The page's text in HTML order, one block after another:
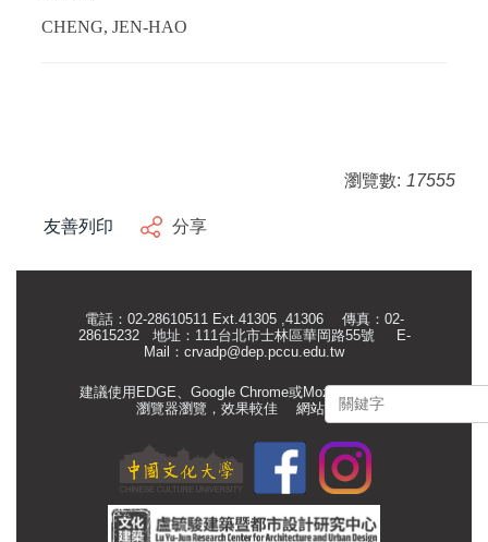
CHENG, JEN-HAO
瀏覽數: 17555
友善列印 分享
電話：02-28610511 Ext.41305 ,41306 傳真：02-
28615232 地址：111台北市士林區華岡路55號
E-
Mail： crvadp@dep.pccu.edu.tw
建議使用EDGE、Google Chrome或Mozilla Firefox等
瀏覽器瀏覽，效果較佳 網站管理